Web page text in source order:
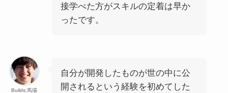
接学べた方がスキルの定着は早か
ったです。
Builds:馬場
自分が開発したものが世の中に公
開されるという経験を初めてした